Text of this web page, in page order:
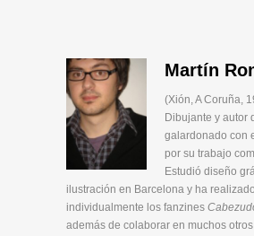
Martín
(Xión, A Coruña,
Dibujante y autor
galardonado con
por su trabajo
Estudió diseño
ilustración en Barcelona y ha realizado
individualmente los fanzines
además de colaborar en muchos